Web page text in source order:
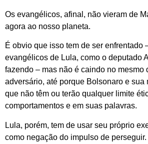
Os evangélicos, afinal, não vieram de
agora ao nosso planeta.
É obvio que isso tem de ser enfrentado
evangélicos de Lula, como o deputado
fazendo – mas não é caindo no mesmo
adversário, até porque Bolsonaro e sua
que não têm ou terão qualquer limite
comportamentos e em suas palavras.
Lula, porém, tem de usar seu próprio
como negação do impulso de